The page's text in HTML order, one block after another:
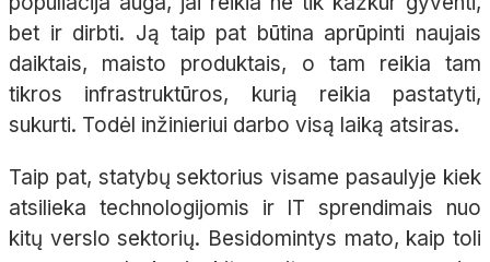
bet ir dirbti. Ją taip pat būtina aprūpinti naujais
daiktais, maisto produktais, o tam reikia tam
tikros infrastruktūros, kurią reikia pastatyti,
sukurti. Todėl inžinieriui darbo visą laiką atsiras.
Taip pat, statybų sektorius visame pasaulyje kiek
atsilieka technologijomis ir IT sprendimais nuo
kitų verslo sektorių. Besidomintys mato, kaip toli